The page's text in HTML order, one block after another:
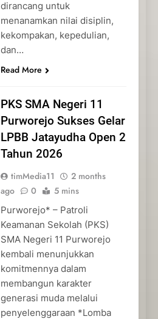
dirancang untuk
menanamkan nilai disiplin,
kekompakan, kepedulian,
dan…
Read More
PKS SMA Negeri 11
Purworejo Sukses Gelar
LPBB Jatayudha Open 2
Tahun 2026
timMedia11
2 months
ago
0 5 mins
Purworejo* – Patroli
Keamanan Sekolah (PKS)
SMA Negeri 11 Purworejo
kembali menunjukkan
komitmennya dalam
membangun karakter
generasi muda melalui
penyelenggaraan *Lomba